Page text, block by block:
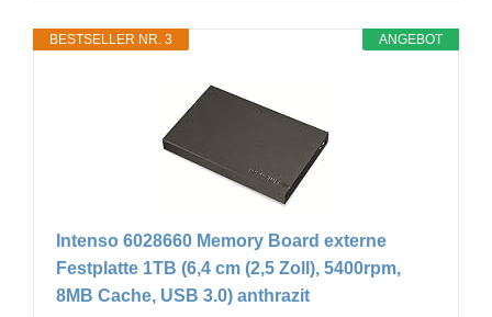
ANGEBOT
BESTSELLER NR. 3
Intenso 6028660 Memory Board externe
Festplatte 1TB (6,4 cm (2,5 Zoll), 5400rpm,
8MB Cache, USB 3.0) anthrazit